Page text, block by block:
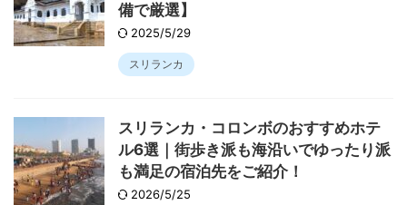
備で厳選】
2025/5/29
スリランカ
スリランカ・コロンボのおすすめホテ
ル6選｜街歩き派も海沿いでゆったり派
も満足の宿泊先をご紹介！
2026/5/25